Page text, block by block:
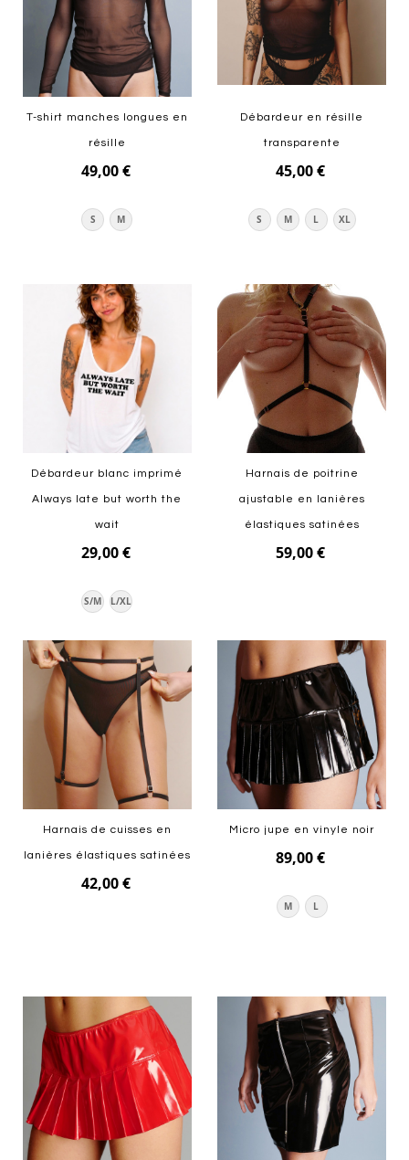
T-shirt manches longues en
résille
49,00 €
S M
Débardeur en résille
transparente
45,00 €
S M L XL
Débardeur blanc imprimé
Always late but worth the
wait
29,00 €
S/M L/XL
Ajouter au panier
Harnais de poitrine
ajustable en lanières
élastiques satinées
59,00 €
Harnais de cuisses en
lanières élastiques satinées
42,00 €
Micro jupe en vinyle noir
89,00 €
M L